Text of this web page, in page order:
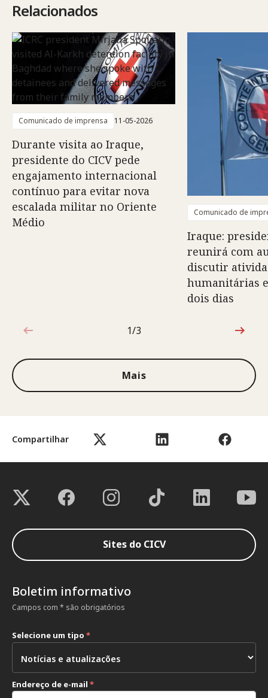
Compartilhar
Relacionados
Comunicado de imprensa 11-05-2026
Durante visita ao Iraque,
presidente do CICV pede
engajamento internacional
contínuo para evitar nova
escalada militar no Oriente
Médio
Comunicado de
Iraque:
reunirá com
discutir
humanitárias
dois dias
1 de 3
1/3
Mais
Sites do CICV
Boletim informativo
Campos com * são obrigatórios
Selecione um tipo *
Endereço de e-mail *